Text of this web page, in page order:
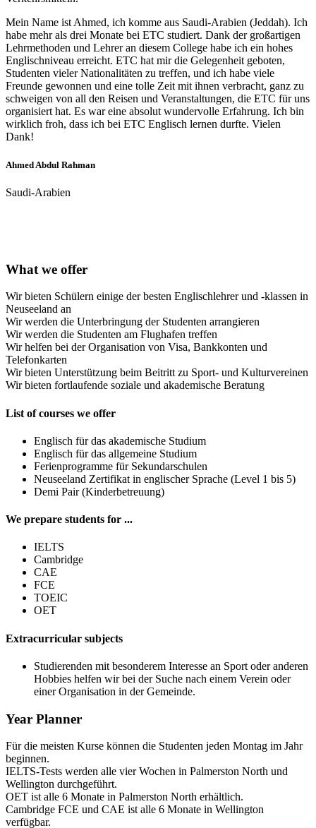
Mein Name ist Ahmed, ich komme aus Saudi-Arabien (Jeddah). Ich
habe mehr als drei Monate bei ETC studiert. Dank der großartigen
Lehrmethoden und Lehrer an diesem College habe ich ein hohes
Englischniveau erreicht. ETC hat mir die Gelegenheit geboten,
Studenten vieler Nationalitäten zu treffen, und ich habe viele
Freunde gewonnen und eine tolle Zeit mit ihnen verbracht, ganz zu
schweigen von all den Reisen und Veranstaltungen, die ETC für uns
organisiert hat. Es war eine absolut wundervolle Erfahrung. Ich bin
wirklich froh, dass ich bei ETC Englisch lernen durfte. Vielen
Dank!
Ahmed Abdul Rahman
Saudi-Arabien
What we offer
Wir bieten Schülern einige der besten Englischlehrer und -klassen in
Neuseeland an
Wir werden die Unterbringung der Studenten arrangieren
Wir werden die Studenten am Flughafen treffen
Wir helfen bei der Organisation von Visa, Bankkonten und
Telefonkarten
Wir bieten Unterstützung beim Beitritt zu Sport- und Kulturvereinen
Wir bieten fortlaufende soziale und akademische Beratung
List of courses we offer
Englisch für das akademische Studium
Englisch für das allgemeine Studium
Ferienprogramme für Sekundarschulen
Neuseeland Zertifikat in englischer Sprache (Level 1 bis 5)
Demi Pair (Kinderbetreuung)
We prepare students for ...
IELTS
Cambridge
CAE
FCE
TOEIC
OET
Extracurricular subjects
Studierenden mit besonderem Interesse an Sport oder anderen
Hobbies helfen wir bei der Suche nach einem Verein oder
einer Organisation in der Gemeinde.
Year Planner
Für die meisten Kurse können die Studenten jeden Montag im Jahr
beginnen.
IELTS-Tests werden alle vier Wochen in Palmerston North und
Wellington durchgeführt.
OET ist alle 6 Monate in Palmerston North erhältlich.
Cambridge FCE und CAE ist alle 6 Monate in Wellington
verfügbar.